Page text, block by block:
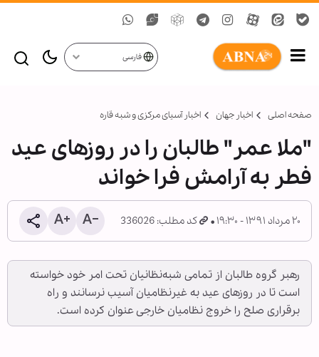
فارسی
صفحه اصلی اخبار جهان اخبار آسیای مرکزی و شبه قاره
"ملا عمر" طالبان را در روزهای عید
فطر به آرامش فرا خواند
۲۰ مرداد ۱۳۹۱ - ۱۹:۳۰ کد مطلب: 336026
رهبر گروه طالبان از تمامی شبه‌نظانیان تحت امر خود خواسته
است تا در روزهای عید به غیرنظامیان آسیب نرسانند و راه
برقراری صلح را خروج نظامیان خارجی عنوان کرده است.